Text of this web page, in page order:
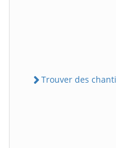
Trouver des